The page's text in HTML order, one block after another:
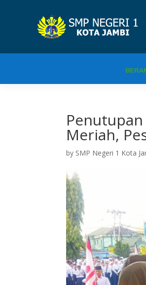
Penutupan
Meriah,
by SMP Negeri 1 Kota